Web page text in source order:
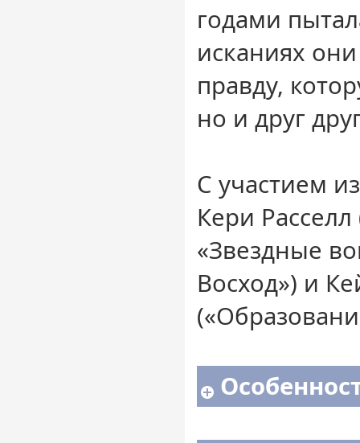
годами
исканиях
правду,
но и друг
С участием
Кери
«Звездные
Восход») и